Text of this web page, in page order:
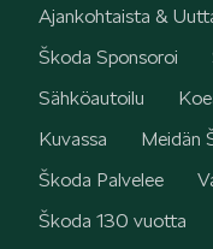
Ajankohtaista &
Škoda Sponsoroi
Sähköautoilu
Kuvassa
Meidän
Škoda Palvelee
Škoda 130 vuotta